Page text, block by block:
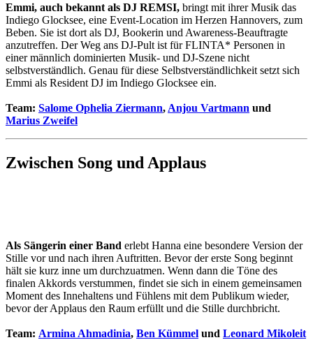
Emmi, auch bekannt als DJ REMSI, bringt mit ihrer Musik das
Indiego Glocksee, eine Event-Location im Herzen Hannovers, zum
Beben. Sie ist dort als DJ, Bookerin und Awareness-Beauftragte
anzutreffen. Der Weg ans DJ-Pult ist für FLINTA* Personen in
einer männlich dominierten Musik- und DJ-Szene nicht
selbstverständlich. Genau für diese Selbstverständlichkeit setzt sich
Emmi als Resident DJ im Indiego Glocksee ein.
Team: Salome Ophelia Ziermann, Anjou Vartmann und
Marius Zweifel
Zwischen Song und Applaus
Als Sängerin einer Band erlebt Hanna eine besondere Version der
Stille vor und nach ihren Auftritten. Bevor der erste Song beginnt
hält sie kurz inne um durchzuatmen. Wenn dann die Töne des
finalen Akkords verstummen, findet sie sich in einem gemeinsamen
Moment des Innehaltens und Fühlens mit dem Publikum wieder,
bevor der Applaus den Raum erfüllt und die Stille durchbricht.
Team: Armina Ahmadinia, Ben Kümmel und Leonard Mikoleit